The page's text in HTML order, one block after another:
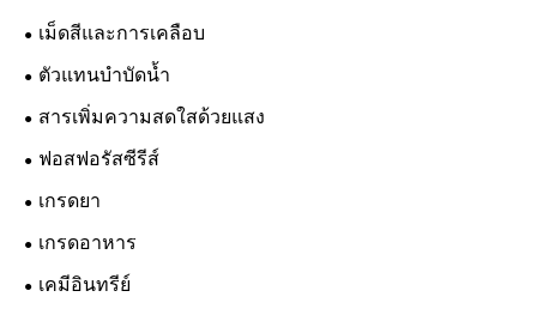
เม็ดสีและการเคลือบ
ตัวแทนบำบัดน้ำ
สารเพิ่มความสดใสด้วยแสง
ฟอสฟอรัสซีรีส์
เกรดยา
เกรดอาหาร
เคมีอินทรีย์